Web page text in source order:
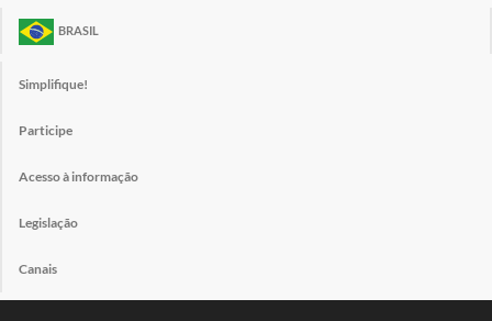
BRASIL
Simplifique!
Participe
Acesso à informação
Legislação
Canais